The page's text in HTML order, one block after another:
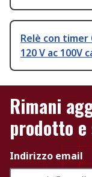
Relè con timer
120 V ac 100V
Rimani
prodotto
Indirizzo email